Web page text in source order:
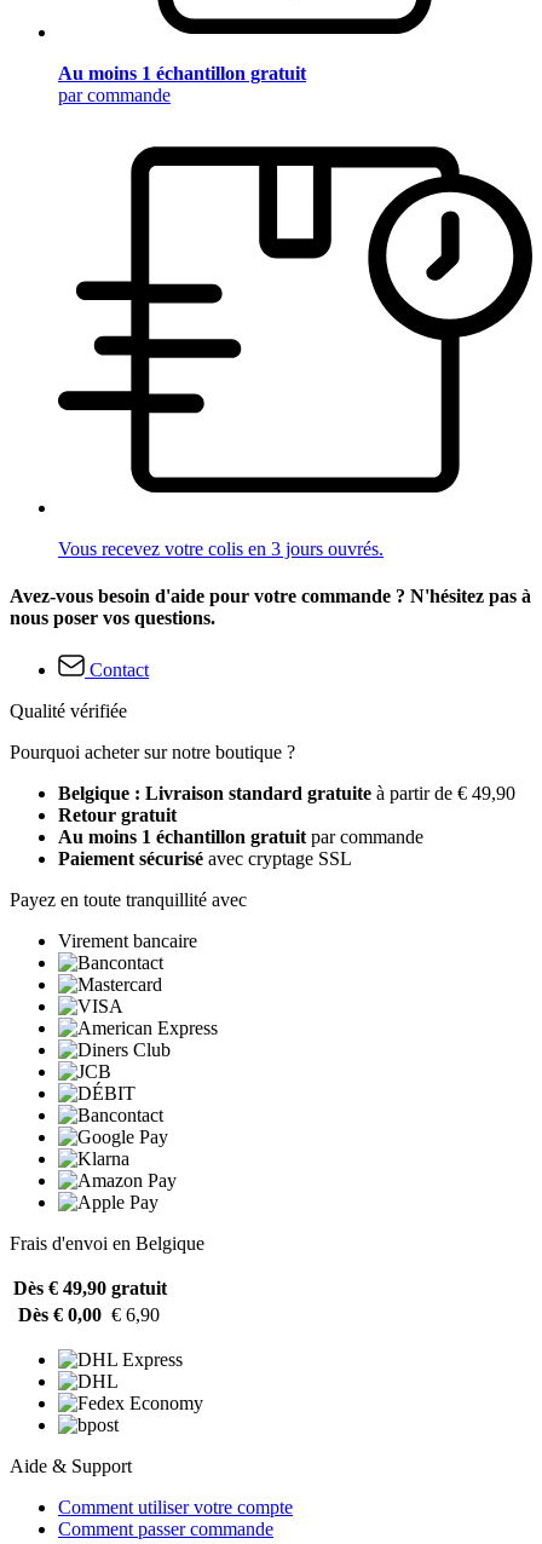
Au moins 1 échantillon gratuit
par commande
Vous recevez votre colis en 3 jours ouvrés.
Avez-vous besoin d'aide pour votre commande ? N'hésitez pas à
nous poser vos questions.
Contact
Qualité vérifiée
Pourquoi acheter sur notre boutique ?
Belgique : Livraison standard gratuite à partir de € 49,90
Retour gratuit
Au moins 1 échantillon gratuitpar commande
Paiement sécurisé avec cryptage SSL
Payez en toute tranquillité avec
Virement bancaire
Frais d'envoi en Belgique
Dès € 49,90 gratuit
Dès € 0,00 € 6,90
Aide & Support
Comment utiliser votre compte
Comment passer commande